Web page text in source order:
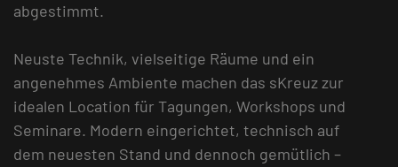
abgestimmt.
Neuste Technik, vielseitige Räume und ein
angenehmes Ambiente machen das sKreuz zur
idealen Location für Tagungen, Workshops und
Seminare. Modern eingerichtet, technisch auf
dem neuesten Stand und dennoch gemütlich –